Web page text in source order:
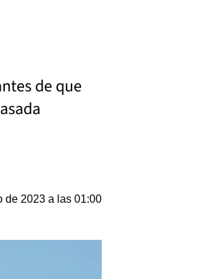
de que
de 2023 a las 01:00